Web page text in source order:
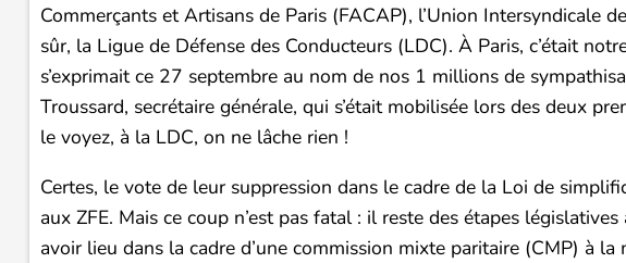
Commerçants et Artisans de Paris (FACAP), l’Union Intersyndicale
sûr, la Ligue de Défense des Conducteurs (LDC). À Paris, c’était
s’exprimait ce 27 septembre au nom de nos 1 millions de
Troussard, secrétaire générale, qui s’était mobilisée lors des deux
le voyez, à la LDC, on ne lâche rien !
Certes, le vote de leur suppression dans le cadre de la Loi de
aux ZFE. Mais ce coup n’est pas fatal : il reste des étapes
avoir lieu dans la cadre d’une commission mixte paritaire (CMP) à